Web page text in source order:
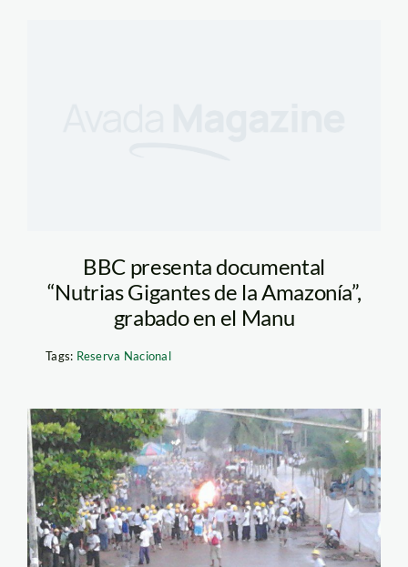
BBC presenta documental
“Nutrias Gigantes de la Amazonía”,
grabado en el Manu
Tags: Reserva Nacional